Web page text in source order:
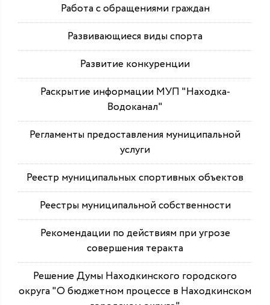
Работа с обращениями граждан
Развивающиеся виды спорта
Развитие конкуренции
Раскрытие информации МУП "Находка-
Водоканал"
Регламенты предоставления муниципальной
услуги
Реестр муниципальных спортивных объектов
Реестры муниципальной собственности
Рекомендации по действиям при угрозе
совершения теракта
Решение Думы Находкинского городского
округа "О бюджетном процессе в Находкинском